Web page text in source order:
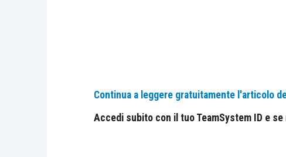
Continua a leggere gratuitamente l'articolo
Accedi subito con il tuo TeamSystem ID e